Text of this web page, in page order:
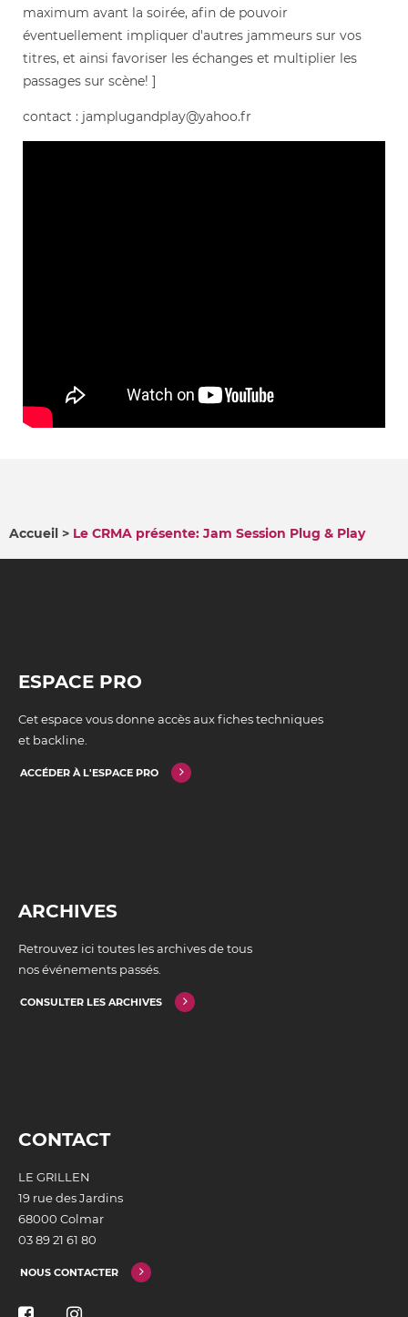
maximum avant la soirée, afin de pouvoir
éventuellement impliquer d'autres jammeurs sur vos
titres, et ainsi favoriser les échanges et multiplier les
passages sur scène! ]
contact : jamplugandplay@yahoo.fr
Accueil Le CRMA présente: Jam Session Plug & Play
ESPACE PRO
Cet espace vous donne accès aux fiches techniques
et backline.
ACCÉDER À L'ESPACE PRO
ARCHIVES
Retrouvez ici toutes les archives de tous
nos événements passés.
CONSULTER LES ARCHIVES
CONTACT
LE GRILLEN
19 rue des Jardins
68000 Colmar
03 89 21 61 80
NOUS CONTACTER